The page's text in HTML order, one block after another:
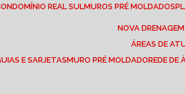
CONDOMÍNIO REAL SUL
MUROS PRÉ MOLDADOS
NOVA
ÁREAS DE
GUIAS E SARJETAS
MURO PRÉ MOLDADO REDE